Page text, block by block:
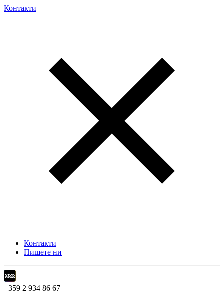
Контакти
Контакти
Пишете ни
+359 2 934 86 67